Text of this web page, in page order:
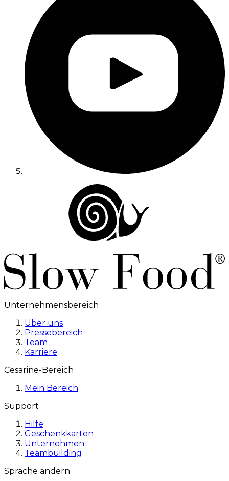
Unternehmensbereich
Über uns
Pressebereich
Team
Karriere
Cesarine-Bereich
Mein Bereich
Support
Hilfe
Geschenkkarten
Unternehmen
Teambuilding
Sprache ändern